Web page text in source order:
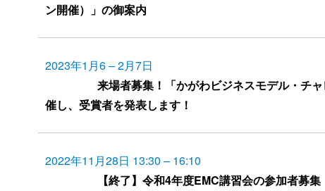
ン開催）」の御案内
来場者募集！「かがわビジネスモデル・チ
催し、受賞者を発表します！
2023年1月6–2月7日
【終了】令和4年度EMC講習会の参加者募集
2022年11月28日 13:30 – 16:10